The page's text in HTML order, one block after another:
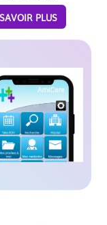
PLUS